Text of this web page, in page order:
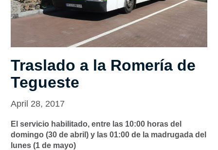
Traslado a la Romería de
Tegueste
April 28, 2017
El servicio habilitado, entre las 10:00 horas del
domingo (30 de abril) y las 01:00 de la madrugada del
lunes (1 de mayo)